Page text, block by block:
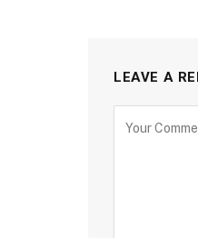
LEAVE A